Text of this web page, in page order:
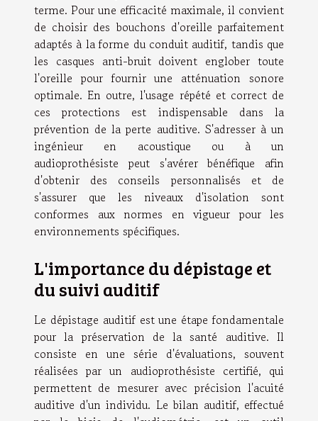
terme. Pour une efficacité maximale, il convient
de choisir des bouchons d'oreille parfaitement
adaptés à la forme du conduit auditif, tandis que
les casques anti-bruit doivent englober toute
l'oreille pour fournir une atténuation sonore
optimale. En outre, l'usage répété et correct de
ces protections est indispensable dans la
prévention de la perte auditive. S'adresser à un
ingénieur en acoustique ou à un
audioprothésiste peut s'avérer bénéfique afin
d'obtenir des conseils personnalisés et de
s'assurer que les niveaux d'isolation sont
conformes aux normes en vigueur pour les
environnements spécifiques.
L'importance du dépistage et
du suivi auditif
Le dépistage auditif est une étape fondamentale
pour la préservation de la santé auditive. Il
consiste en une série d'évaluations, souvent
réalisées par un audioprothésiste certifié, qui
permettent de mesurer avec précision l'acuité
auditive d'un individu. Le bilan auditif, effectué